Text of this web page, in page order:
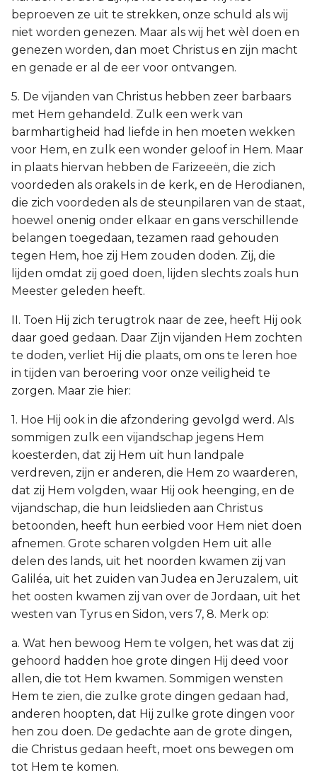
beproeven ze uit te strekken, onze schuld als wij
niet worden genezen. Maar als wij het wèl doen en
genezen worden, dan moet Christus en zijn macht
en genade er al de eer voor ontvangen.
5. De vijanden van Christus hebben zeer barbaars
met Hem gehandeld. Zulk een werk van
barmhartigheid had liefde in hen moeten wekken
voor Hem, en zulk een wonder geloof in Hem. Maar
in plaats hiervan hebben de Farizeeën, die zich
voordeden als orakels in de kerk, en de Herodianen,
die zich voordeden als de steunpilaren van de staat,
hoewel onenig onder elkaar en gans verschillende
belangen toegedaan, tezamen raad gehouden
tegen Hem, hoe zij Hem zouden doden. Zij, die
lijden omdat zij goed doen, lijden slechts zoals hun
Meester geleden heeft.
II. Toen Hij zich terugtrok naar de zee, heeft Hij ook
daar goed gedaan. Daar Zijn vijanden Hem zochten
te doden, verliet Hij die plaats, om ons te leren hoe
in tijden van beroering voor onze veiligheid te
zorgen. Maar zie hier:
1. Hoe Hij ook in die afzondering gevolgd werd. Als
sommigen zulk een vijandschap jegens Hem
koesterden, dat zij Hem uit hun landpale
verdreven, zijn er anderen, die Hem zo waarderen,
dat zij Hem volgden, waar Hij ook heenging, en de
vijandschap, die hun leidslieden aan Christus
betoonden, heeft hun eerbied voor Hem niet doen
afnemen. Grote scharen volgden Hem uit alle
delen des lands, uit het noorden kwamen zij van
Galiléa, uit het zuiden van Judea en Jeruzalem, uit
het oosten kwamen zij van over de Jordaan, uit het
westen van Tyrus en Sidon, vers 7, 8. Merk op:
a. Wat hen bewoog Hem te volgen, het was dat zij
gehoord hadden hoe grote dingen Hij deed voor
allen, die tot Hem kwamen. Sommigen wensten
Hem te zien, die zulke grote dingen gedaan had,
anderen hoopten, dat Hij zulke grote dingen voor
hen zou doen. De gedachte aan de grote dingen,
die Christus gedaan heeft, moet ons bewegen om
tot Hem te komen.